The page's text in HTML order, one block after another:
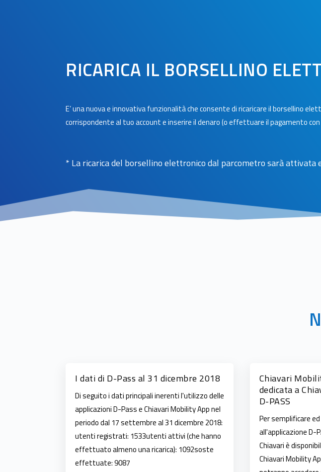
RICARICA IL BORSELLINO
E’ una nuova e innovativa funzionalità che consente di ricaricare il borsellino
corrispondente al tuo account e inserire il denaro (o effettuare il pagamento
* La ricarica del borsellino elettronico dal parcometro sarà attivata
I dati di D-Pass al 31 dicembre 2018
Di seguito i dati principali inerenti l'utilizzo delle
applicazioni D-Pass e Chiavari Mobility App nel
periodo dal 17 settembre al 31 dicembre 2018:
utenti registrati: 1533utenti attivi (che hanno
effettuato almeno una ricarica): 1092soste
effettuate: 9087
Chiavari
dedicata a
D-PASS
Per semplificare
all'applicazione D-
Chiavari è
Chiavari Mobility